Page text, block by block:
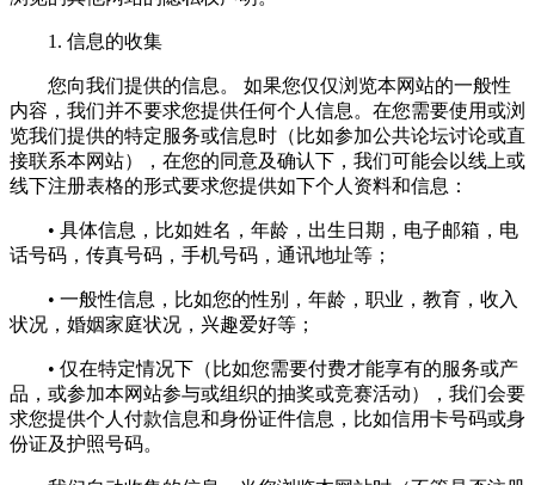
1. 信息的收集
您向我们提供的信息。 如果您仅仅浏览本网站的一般性
内容，我们并不要求您提供任何个人信息。在您需要使用或浏
览我们提供的特定服务或信息时（比如参加公共论坛讨论或直
接联系本网站），在您的同意及确认下，我们可能会以线上或
线下注册表格的形式要求您提供如下个人资料和信息：
• 具体信息，比如姓名，年龄，出生日期，电子邮箱，电
话号码，传真号码，手机号码，通讯地址等；
• 一般性信息，比如您的性别，年龄，职业，教育，收入
状况，婚姻家庭状况，兴趣爱好等；
• 仅在特定情况下（比如您需要付费才能享有的服务或产
品，或参加本网站参与或组织的抽奖或竞赛活动），我们会要
求您提供个人付款信息和身份证件信息，比如信用卡号码或身
份证及护照号码。